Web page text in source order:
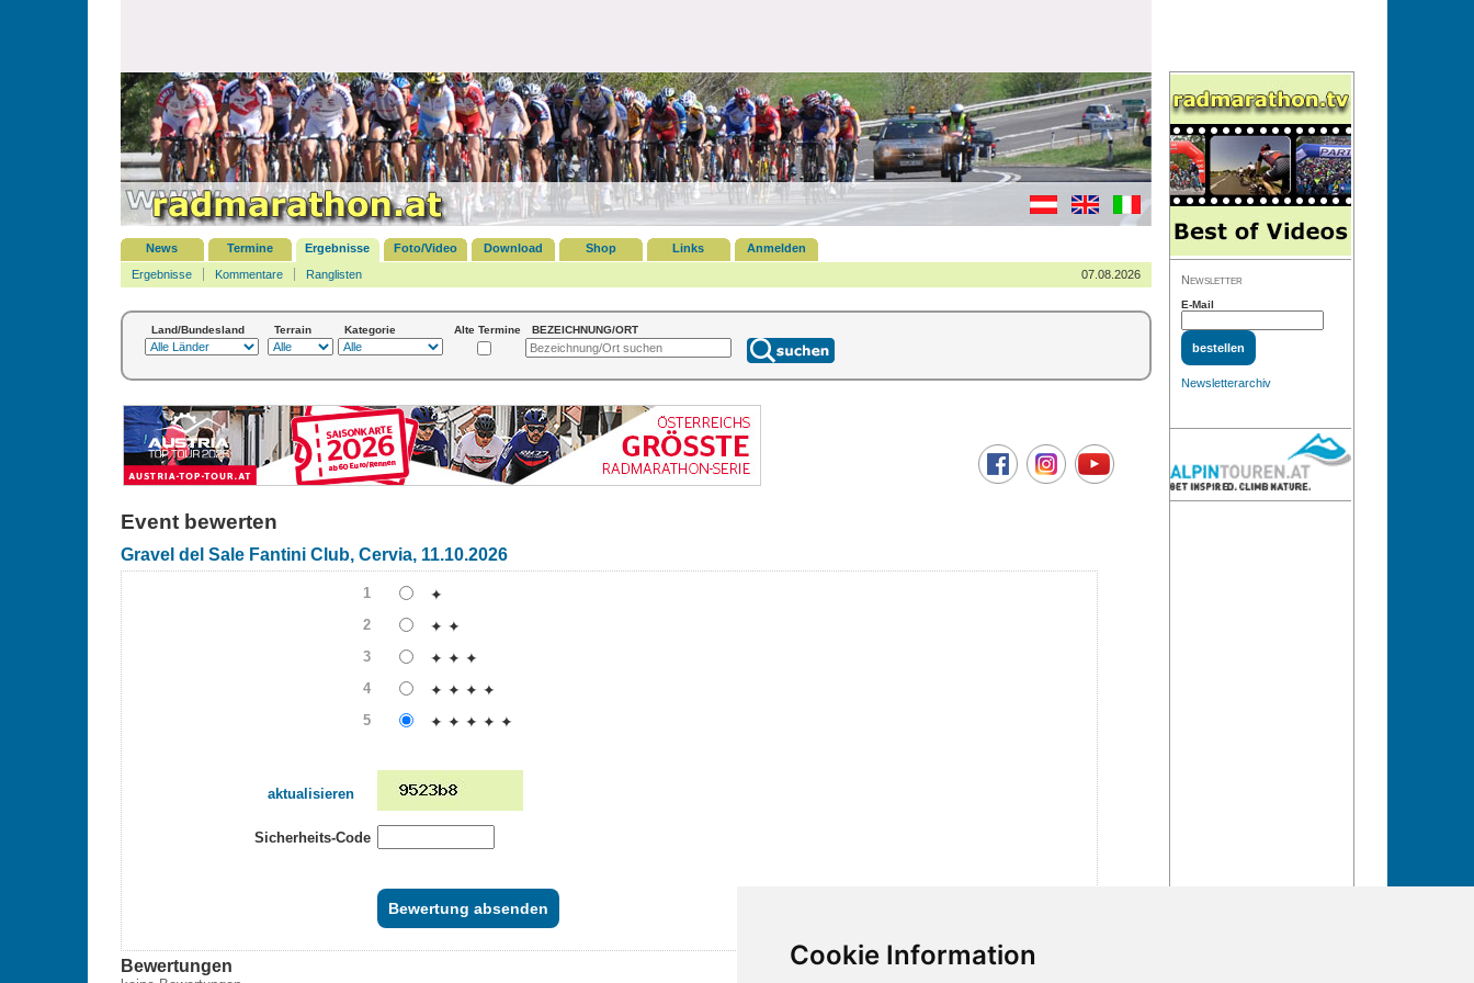
News Termine Ergebnisse Foto/Video Download Shop Links
Anmelden
Ergebnisse
Kommentare Ranglisten 07.08.2026
Land/Bundesland Terrain Kategorie Alte Termine BEZEICHNUNG/ORT
Event bewerten
Gravel del Sale Fantini Club, Cervia, 11.10.2026
1 ✦
2 ✦ ✦
3 ✦ ✦ ✦
4 ✦ ✦ ✦ ✦
5 ✦ ✦ ✦ ✦ ✦
aktualisieren
Sicherheits-Code
Bewertungen
Newsletter
E-Mail
Newsletterarchiv